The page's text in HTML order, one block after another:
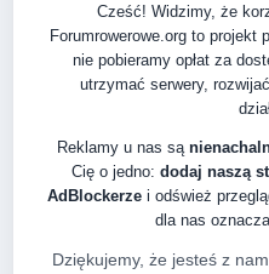
Cześć! Widzimy, że
Forumrowerowe.org to
nie pobieramy opłat za
utrzymać serwery,
Reklamy u nas są
Cię o jedno: dodaj naszą
AdBlockerze i odśwież
dla nas
Dziękujemy, że jesteś z